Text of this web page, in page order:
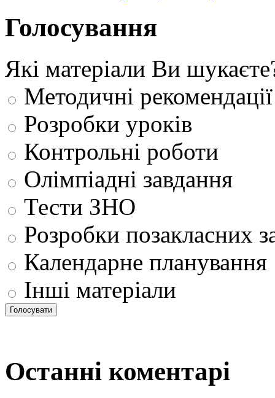
Голосування
Які матеріали Ви
Методичні рекомендації
Розробки уроків
Контрольні роботи
Олімпіадні завдання
Тести ЗНО
Розробки позакласних
Календарне планування
Інші матеріали
Останні коментарі